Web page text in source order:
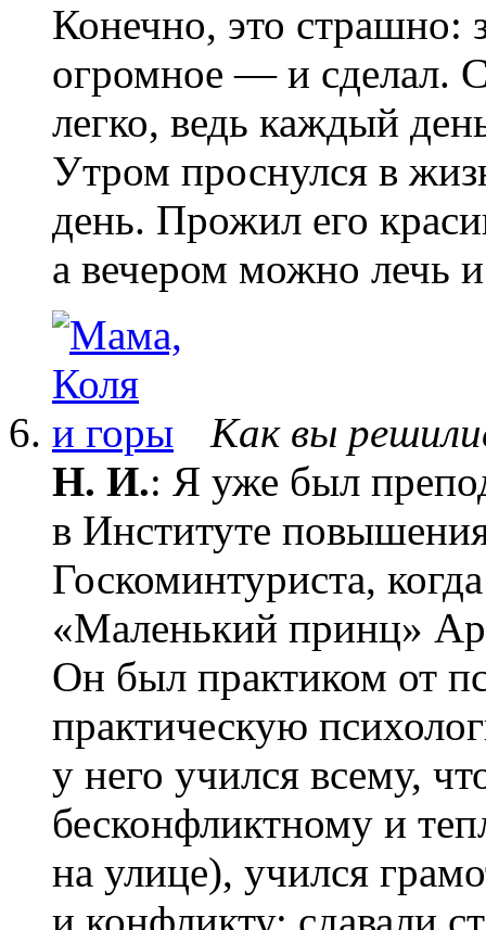
Конечно, это страшно:
огромное — и сделал.
легко, ведь каждый
Утром проснулся в
день. Прожил его
а вечером можно лечь и
Как вы
Н. И.: Я уже был
в Институте
Госкоминтуриста,
«Маленький принц»
Он был практиком от
практическую
у него учился всему,
бесконфликтному и
на улице), учился